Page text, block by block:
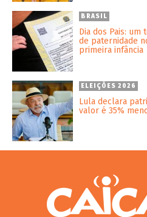
BRASIL
Dia dos Pais:
de paternidade
primeira infância
ELEIÇÕES 2026
Lula declara
valor é 35%